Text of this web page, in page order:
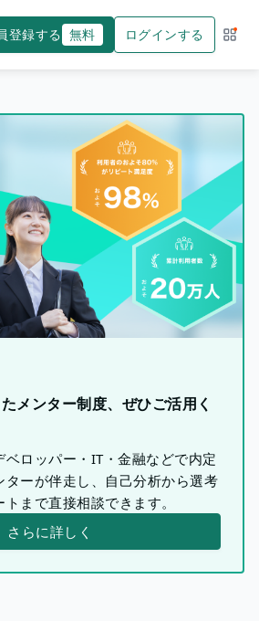
登録する 無料 ログインする サー
メンター制度、ぜひご活用く
ロッパー・IT・金融などで内定
ターが伴走し、自己分析から選考
まで直接相談できます。
さらに詳しく